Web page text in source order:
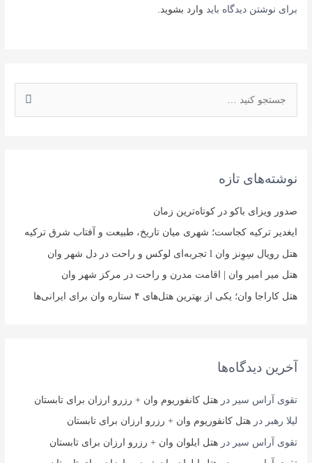
برای نوشتن دیدگاه باید وارد بشوید.
ی
نوشته‌های تازه
صدور ویزای باکو در کوتاه‌ترین زمان
ایغدیر ترکیه کجاست؛ شهری میان تاریخ، طبیعت و آفتاب شرق ترکیه
هتل رویال سِوِنز وان l تجربه‌ای لوکس و راحت در دل شهر وان
هتل میر امیر وان | اقامت مدرن و راحت در مرکز شهر وان
هتل کاراجا وان؛ یکی از بهترین هتل‌های ۴ ستاره وان برای ایرانی‌ها
آخرین دیدگاه‌ها
تقوی آراس سیر درهتل کانفوریوم وان + رزرو ارزان برای تابستان
لیلا رهبر درهتل کانفوریوم وان + رزرو ارزان برای تابستان
تقوی آراس سیر درهتل ایلوان وان + رزرو ارزان برای تابستان